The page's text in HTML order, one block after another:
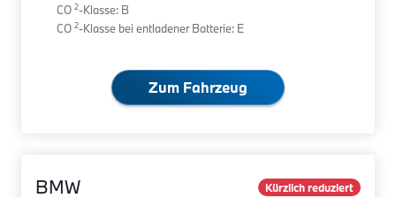
CO 2-Klasse: B
CO 2-Klasse bei entladener Batterie: E
Zum Fahrzeug
BMW Kürzlich reduziert